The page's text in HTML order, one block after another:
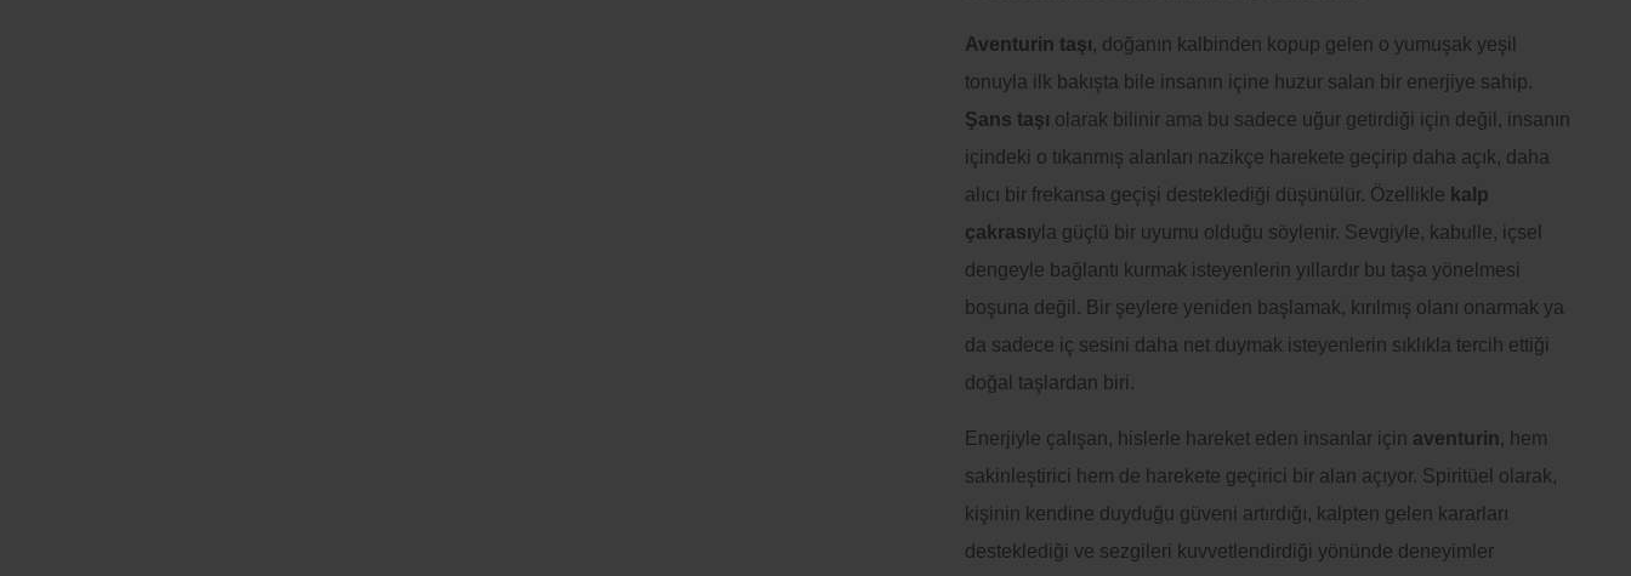
Aventurin taşı, doğanın kalbinden kopup gelen o yumuşak yeşil
tonuyla ilk bakışta bile insanın içine huzur salan bir enerjiye sahip.
Şans taşı olarak bilinir ama bu sadece uğur getirdiği için değil, insanın
içindeki o tıkanmış alanları nazikçe harekete geçirip daha açık, daha
alıcı bir frekansa geçişi desteklediği düşünülür. Özellikle kalp
çakrasıyla güçlü bir uyumu olduğu söylenir. Sevgiyle, kabulle, içsel
dengeyle bağlantı kurmak isteyenlerin yıllardır bu taşa yönelmesi
boşuna değil. Bir şeylere yeniden başlamak, kırılmış olanı onarmak ya
da sadece iç sesini daha net duymak isteyenlerin sıklıkla tercih ettiği
doğal taşlardan biri.
Enerjiyle çalışan, hislerle hareket eden insanlar için aventurin, hem
sakinleştirici hem de harekete geçirici bir alan açıyor. Spiritüel olarak,
kişinin kendine duyduğu güveni artırdığı, kalpten gelen kararları
desteklediği ve sezgileri kuvvetlendirdiği yönünde deneyimler